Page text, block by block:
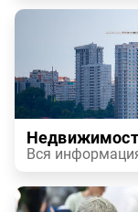
Вся